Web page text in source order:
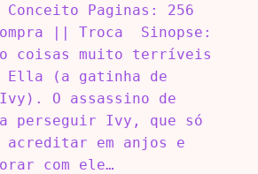
Paginas: 256
|| Troca Sinopse:
coisas muito terríveis
Ella (a gatinha de
O assassino de
perseguir Ivy, que só
em anjos e
com ele…